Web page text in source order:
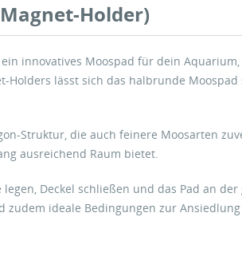
Holder)
innovatives Moospad für dein
lässt sich das halbrunde
die auch feinere Moosarten
ausreichend Raum bietet.
Deckel schließen und das Pad an
zudem ideale Bedingungen zur